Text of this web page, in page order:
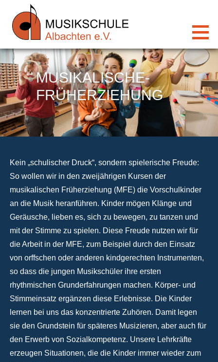
Zum
Inhalt
springen
MUSIKALISCHE-
FRÜHERZIEHUNG
Kein „schulischer Druck“, sondern spielerische Freude:
So wollen wir in den zweijährigen Kursen der
musikalischen Früherziehung (MFE) die Vorschulkinder
an die Musik heranführen. Kinder mögen Klänge und
Geräusche, lieben es, sich zu bewegen, zu tanzen und
mit der Stimme zu spielen. Diese Freude nutzen wir für
die Arbeit in der MFE, zum Beispiel durch den Einsatz
von orffschen oder anderen kindgerechten Instrumenten,
so dass die jungen Musikschüler ihre ersten
rhythmischen Grunderfahrungen machen. Körper- und
Stimmeinsatz ergänzen diese Erlebnisse. Die Kinder
lernen bei uns das konzentrierte Zuhören. Damit legen
sie den Grundstein für späteres Musizieren, aber auch für
den Erwerb von Sozialkompetenz. Unsere Lehrkräfte
erzeugen Situationen, die die Kinder immer wieder zum